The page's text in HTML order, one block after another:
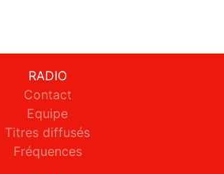
RADIO
Contact
Equipe
Titres diffusés
Fréquences